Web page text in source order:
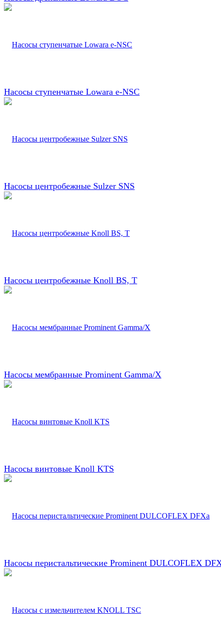
Насосы ступенчатые Lowara e-NSC
Насосы центробежные Sulzer SNS
Насосы центробежные Knoll BS, T
Насосы мембранные Prominent Gamma/X
Насосы винтовые Knoll KTS
Насосы перистальтические Prominent DULCOFLEX